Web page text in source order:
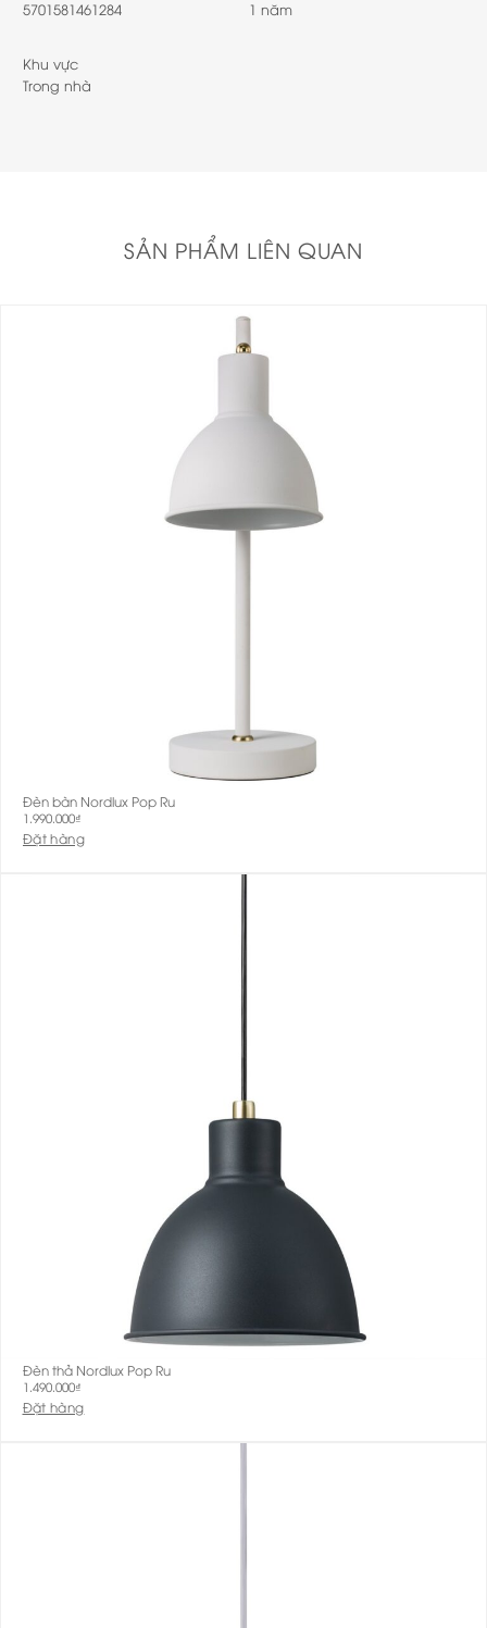
5701581461284 1 năm
Khu vực
Trong nhà
SẢN PHẨM LIÊN QUAN
Đèn bàn Nordlux Pop Ru
1.990.000₫
Đặt hàng
Đèn thả Nordlux Pop Ru
1.490.000₫
Đặt hàng